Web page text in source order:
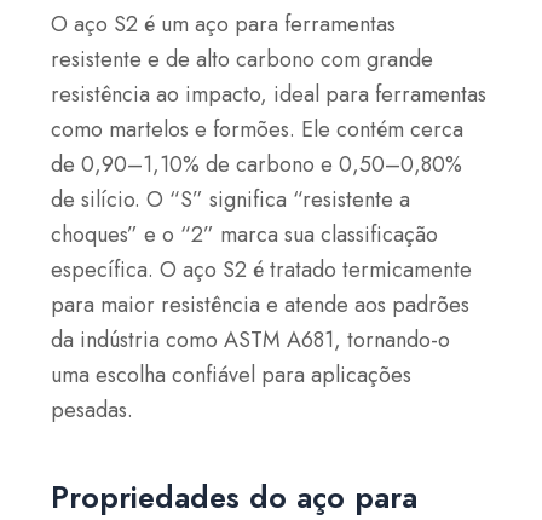
O aço S2 é um aço para ferramentas
resistente e de alto carbono com grande
resistência ao impacto, ideal para ferramentas
como martelos e formões. Ele contém cerca
de 0,90–1,10% de carbono e 0,50–0,80%
de silício. O “S” significa “resistente a
choques” e o “2” marca sua classificação
específica. O aço S2 é tratado termicamente
para maior resistência e atende aos padrões
da indústria como ASTM A681, tornando-o
uma escolha confiável para aplicações
pesadas.
Propriedades do aço para